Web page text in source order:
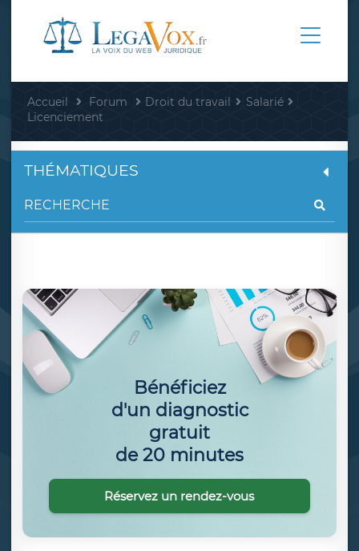
Accueil Forum Droit du travail
Salarié
Licenciement
THÉMATIQUES
Bénéficiez
d'un diagnostic
gratuit
de 20 minutes
Réservez un rendez-vous